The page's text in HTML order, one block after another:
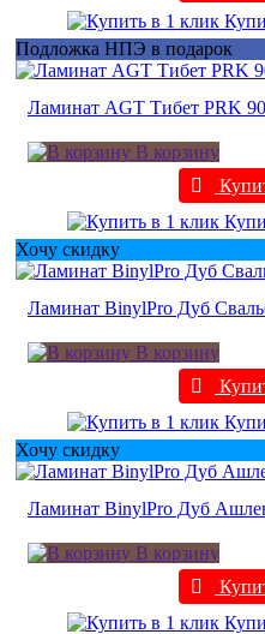
Подложка НПЭ в подарок
Ламинат AGT Тибет PRK
В корзину
Хочу скидку
Ламинат BinylPro Дуб
В корзину
Хочу скидку
Ламинат BinylPro Дуб
В корзину